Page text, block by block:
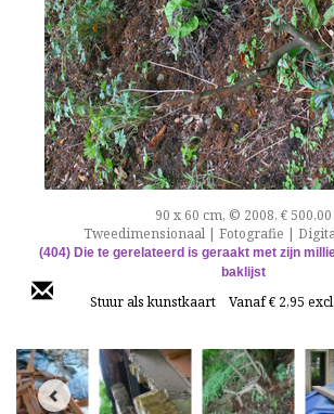
90 x 60 cm, © 2008, € 500,00
Tweedimensionaal | Fotografie |
(404) Die te gerelateerd is geraakt met zijn
baklijst
Stuur als kunstkaart Vanaf € 2,95